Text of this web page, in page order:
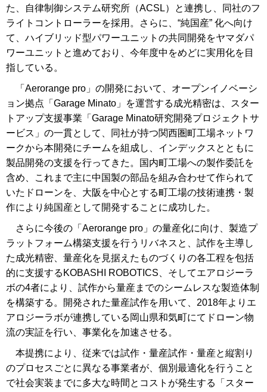
た、自律制御システム研究所（ACSL）と連携し、同社のフ
ライトコントローラーを採用。さらに、“純国産” 化へ向け
て、ハイブリッド型パワーユニットの共同開発をヤマダパ
ワーユニットと進めており、今年度中をめどに実用化を目
指している。
「Aerorange pro」の開発において、オープンイノベーシ
ョン拠点「Garage Minato」を運営する成光精密は、スター
トアップ支援事業「Garage Minato研究開発プロジェクトサ
ービス」の一貫として、同社が持つ関西圏町工場ネットワ
ークから本開発にチームを組成し、インデックスとともに
製品開発の支援を行ってきた。国内町工場への製作委託を
含め、これまで主に中国製の部品を組み合わせて作られて
いたドローンを、大阪を中心とする町工場の技術連携・製
作により純国産として開発することに成功した。
さらに今後の「Aerorange pro」の量産化に向け、製造プ
ラットフォーム構築支援を行うリバネスと、試作を主導し
た成光精密、量産化を見据えたものづくりの各工程を包括
的に支援するKOBASHI ROBOTICS、そしてエアロジーラ
ボの4者により、試作から量産までのシームレスな製造体制
を構築する。開発された量産試作を用いて、2018年よりエ
アロジーラボが連携している岡山県和気町にてドローン物
流の実証を行い、事業化を加速させる。
本提携により、従来では試作・量産試作・量産と縦割り
のプロセスごとに異なる事業者が、個別最適化を行うこと
で社会実装までに多大な時間とコストが発生する「スター